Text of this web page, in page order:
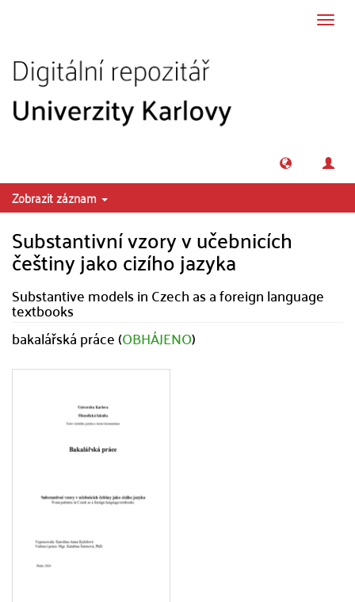
Zobrazit záznam
Substantivní vzory v učebnicích
češtiny jako cizího jazyka
Substantive models in Czech as a foreign language
textbooks
bakalářská práce (OBHÁJENO)